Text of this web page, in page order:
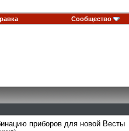
Сообщество
приборов для новой Весты